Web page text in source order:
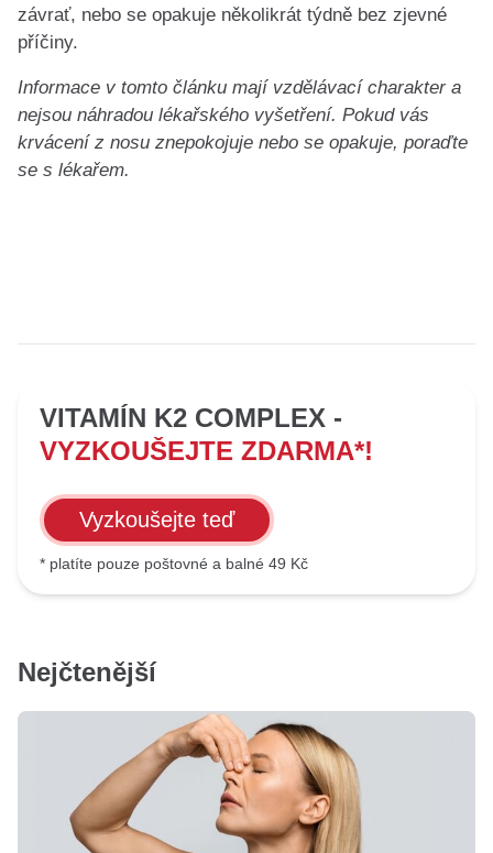
závrať, nebo se opakuje několikrát týdně bez zjevné
příčiny.
Informace v tomto článku mají vzdělávací charakter a
nejsou náhradou lékařského vyšetření. Pokud vás
krvácení z nosu znepokojuje nebo se opakuje, poraďte
se s lékařem.
VITAMÍN K2 COMPLEX -
VYZKOUŠEJTE ZDARMA*!
Vyzkoušejte teď
* platíte pouze poštovné a balné 49 Kč
Nejčtenější